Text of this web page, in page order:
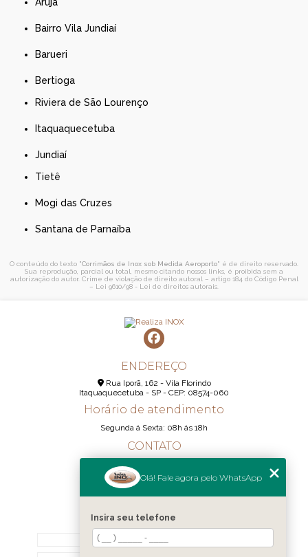
Bairro Vila Jundiaí
Barueri
Bertioga
Riviera de São Lourenço
Itaquaquecetuba
Jundiaí
Tietê
Mogi das Cruzes
Santana de Parnaíba
O conteúdo do texto "Corrimãos de Inox sob Medida Aeroporto" é de direito reservado.
Sua reprodução, parcial ou total, mesmo citando nossos links, é proibida sem a
autorização do autor. Crime de violação de direito autoral – artigo 184 do Código Penal
– Lei 9610/98 - Lei de direitos autorais
ENDEREÇO
Rua Iporã, 162 - Vila Florindo
Itaquaquecetuba - SP - CEP: 08574-060
Horário de atendimento
Segunda á Sexta: 08h ás 18h
CONTATO
(11) 98189-1344
MENU
HOME
Olá! Fale agora pelo WhatsApp
Insira seu telefone